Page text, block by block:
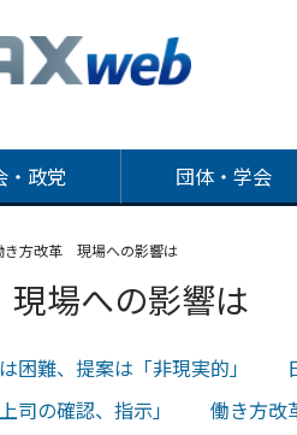
・政党 団体・学会
き方改革 現場への影響は
場への影響は
は困難、提案は「非現実的」
上司の確認、指示」 働き方改